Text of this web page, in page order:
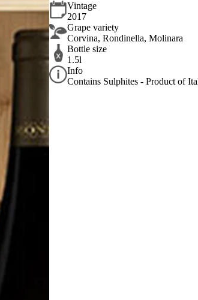
Vintage
2017
Grape variety
Corvina, Rondinella, Molinara
Bottle size
1.5l
Info
Contains Sulphites - Product of